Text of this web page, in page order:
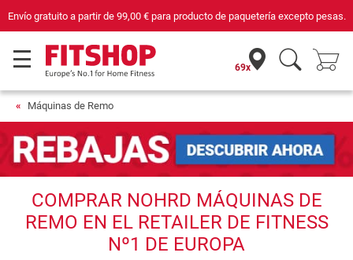
Envío gratuito a partir de 99,00 €para producto de paquetería excepto pesas.
69x
Máquinas de Remo
COMPRAR NOHRD MÁQUINAS DE
REMO EN EL RETAILER DE FITNESS
Nº1 DE EUROPA